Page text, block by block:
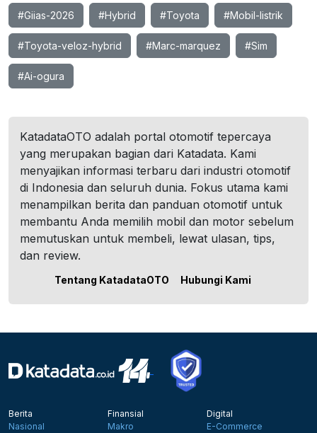
#Giias-2026 #Hybrid #Toyota #Mobil-listrik
#Toyota-veloz-hybrid #Marc-marquez #Sim
#Ai-ogura
KatadataOTO adalah portal otomotif tepercaya
yang merupakan bagian dari Katadata. Kami
menyajikan informasi terbaru dari industri otomotif
di Indonesia dan seluruh dunia. Fokus utama kami
menampilkan berita dan panduan otomotif untuk
membantu Anda memilih mobil dan motor sebelum
memutuskan untuk membeli, lewat ulasan, tips,
dan review.
Tentang KatadataOTO Hubungi Kami
Berita
Nasional
Finansial
Makro
Digital
E-Commerce